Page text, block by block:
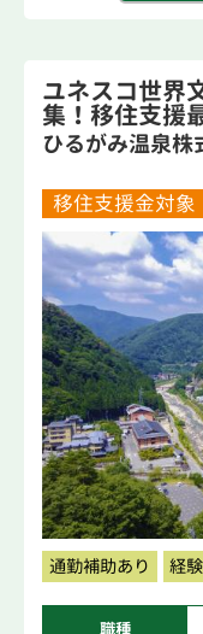
ユネスコ世界
集！移住支援
ひるがみ温泉株
移住支援金対象
通勤補助あり 経
職種